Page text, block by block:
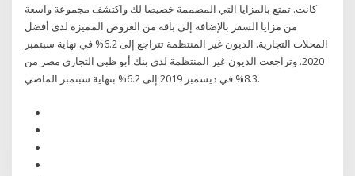
كانت. تمتع بالمزايا التي المصممة خصيصا لك واكتشف مجموعة واسعة
من مزايا السفر بالإضافة إلى باقة من العروض المميزة لدى أفضل
المحلات التجارية. الديون غير المنتظمة تتراجع إلى 6.2% في نهاية سبتمبر
2020. وتراجعت الديون غير المنتظمة لدى بنك أبو ظبي التجاري مصر من
8.3% في ديسمبر 2019 إلى 6.2% بنهاية سبتمبر الماضي.